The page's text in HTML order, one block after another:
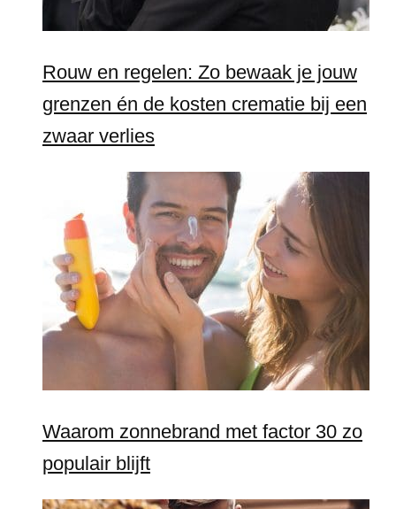
Rouw en regelen: Zo bewaak je jouw
grenzen én de kosten crematie bij een
zwaar verlies
Waarom zonnebrand met factor 30 zo
populair blijft